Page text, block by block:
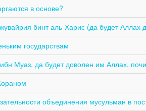
в основе?
бинт аль-Харис (да будет Аллах
государствам
Муаз, да будет доволен им Аллах,
объединения мусульман в